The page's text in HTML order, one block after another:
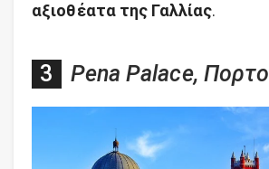
αξιοθέατα της Γαλλίας.
Pena Palace,